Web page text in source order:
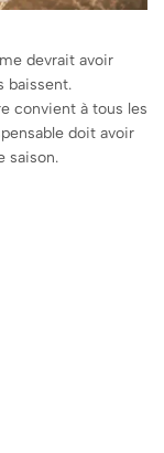
devrait avoir
baissent.
convient à tous les
doit avoir
saison.